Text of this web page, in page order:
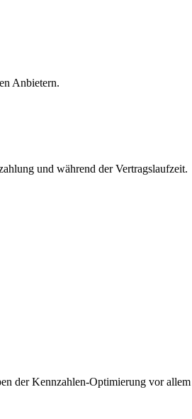
Anbietern.
und während der Vertragslaufzeit.
der Kennzahlen-Optimierung vor